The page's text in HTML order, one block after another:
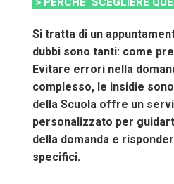
Si tratta di un
dubbi sono tanti: come
Evitare errori nella
complesso, le insidie
della Scuola offre un
personalizzato per
della domanda e
specifici.